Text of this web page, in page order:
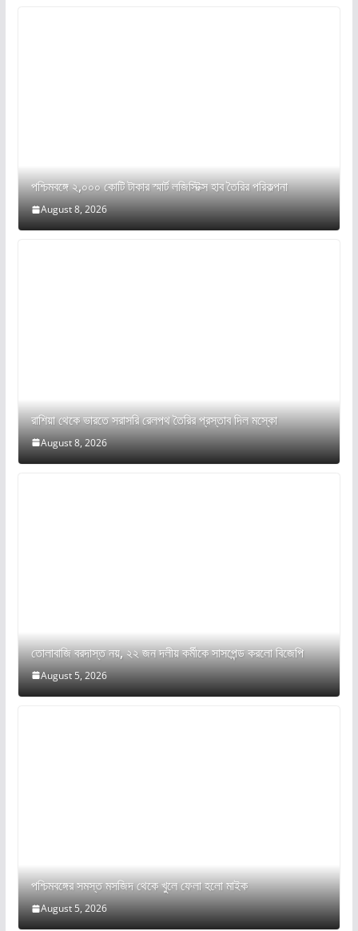
পশ্চিমবঙ্গে ২,০০০ কোটি টাকার স্মার্ট লজিস্টিক্স হাব তৈরির পরিকল্পনা
August 8, 2026
রাশিয়া থেকে ভারতে সরাসরি রেলপথ তৈরির প্রস্তাব দিল মস্কো
August 8, 2026
তোলাবাজি বরদাস্ত নয়, ২২ জন দলীয় কর্মীকে সাসপেন্ড করলো বিজেপি
August 5, 2026
পশ্চিমবঙ্গের সমস্ত মসজিদ থেকে খুলে ফেলা হলো মাইক
August 5, 2026